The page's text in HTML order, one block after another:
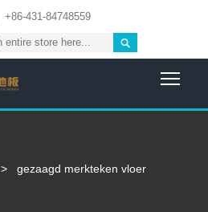
+86-431-84748559

> gezaagd merkteken vloer